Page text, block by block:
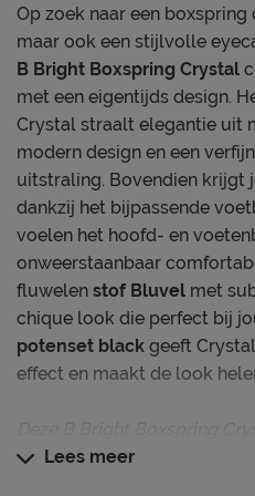
Op zoek naar een
maar ook een stijlvolle
B Bright Boxspring Crystal
met een eigentijds design.
Crystal straalt elegantie uit
modern design en een
uitstraling. Bovendien krijgt
dankzij het bijpassende
voelen het hoofd- en
onweerstaanbaar
fluwelen stof Bluvel met
chique look die perfect bij
potenset black geeft
effect en maakt de look
geleverd met een niet
Lees meer